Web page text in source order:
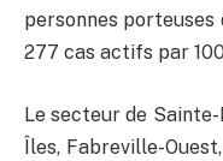
personnes porteuses
277 cas actifs par
Le secteur de
Îles, Fabreville-